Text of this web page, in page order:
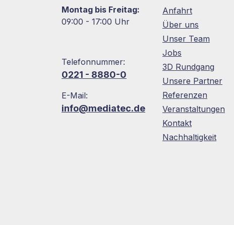
Montag bis Freitag:
09:00 - 17:00 Uhr
Telefonnummer:
0221 - 8880-0
E-Mail:
info@mediatec.de
Anfahrt
Über uns
Unser Team
Jobs
3D Rundgang
Unsere Partner
Referenzen
Veranstaltungen
Kontakt
Nachhaltigkeit